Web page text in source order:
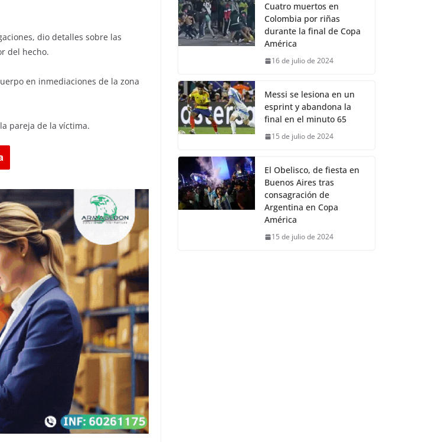
dio detalles sobre las
del hecho.
en inmediaciones de la zona
pareja de la víctima.
Cuatro muertos en
Colombia por riñas
durante la final de Copa
América
16 de julio de 2024
Messi se lesiona en un
esprint y abandona la
final en el minuto 65
15 de julio de 2024
El Obelisco, de fiesta en
Buenos Aires tras
consagración de
Argentina en Copa
América
15 de julio de 2024